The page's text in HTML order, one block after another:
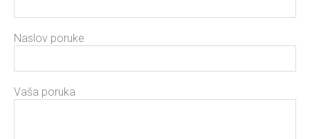
Naslov poruke
Vaša poruka